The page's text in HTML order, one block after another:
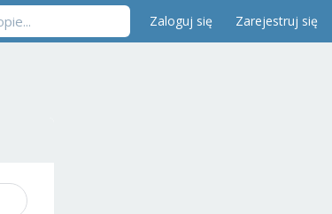
Zaloguj się Zarejestruj się